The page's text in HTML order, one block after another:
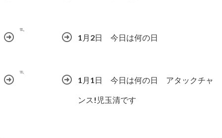
1月2日 今日は何の日
1月1日 今日は何の日 アタックチャ
ンス!児玉清です